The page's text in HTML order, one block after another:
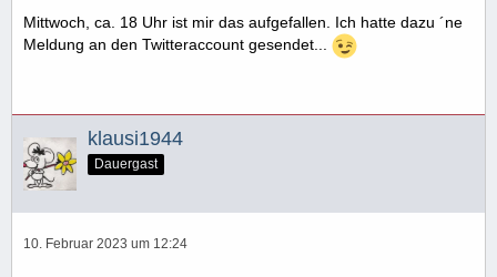
Mittwoch, ca. 18 Uhr ist mir das aufgefallen. Ich hatte dazu ´ne
Meldung an den Twitteraccount gesendet...
klausi1944
Dauergast
10. Februar 2023 um 12:24